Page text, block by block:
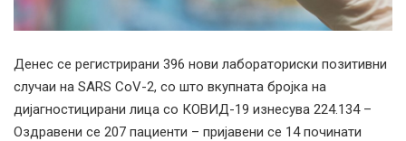
Денес се регистрирани 396 нови лабораториски позитивни
случаи на SARS CoV-2, со што вкупната бројка на
дијагностицирани лица со КОВИД-19 изнесува 224.134 –
Оздравени се 207 пациенти – пријавени се 14 починати